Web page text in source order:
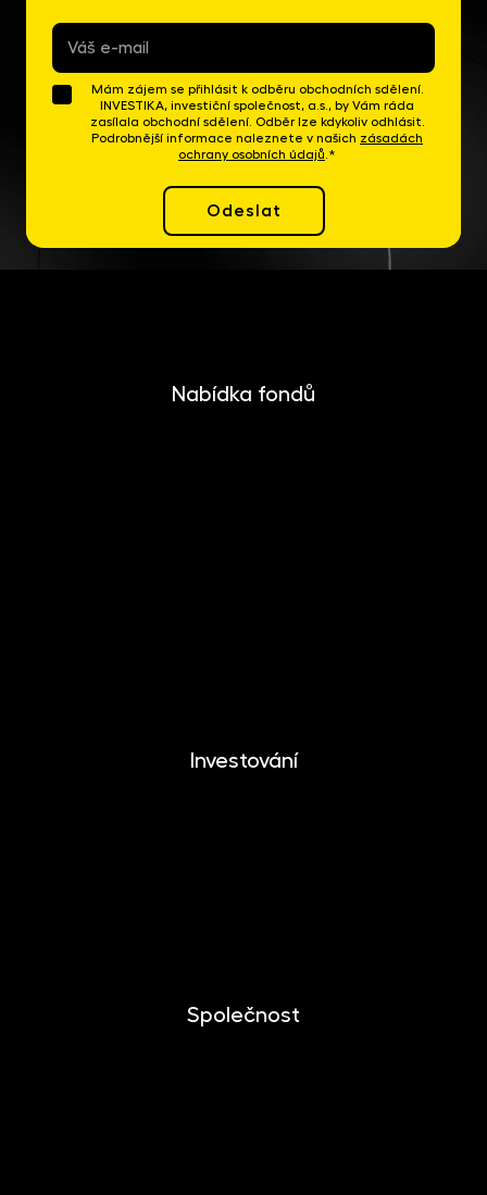
E-
mail*
Mám zájem se přihlásit k odběru obchodních sdělení.
INVESTIKA, investiční společnost, a.s., by Vám ráda
zasílala obchodní sdělení. Odběr lze kdykoliv odhlásit.
Podrobnější informace naleznete v našich zásadách
ochrany osobních údajů .*
Odeslat
Nabídka fondů
Investování
Společnost